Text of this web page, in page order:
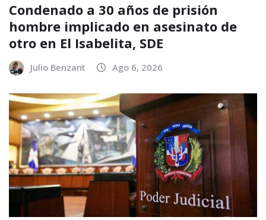
Condenado a 30 años de prisión
hombre implicado en asesinato de
otro en El Isabelita, SDE
Julio Benzant Ago 6, 2026